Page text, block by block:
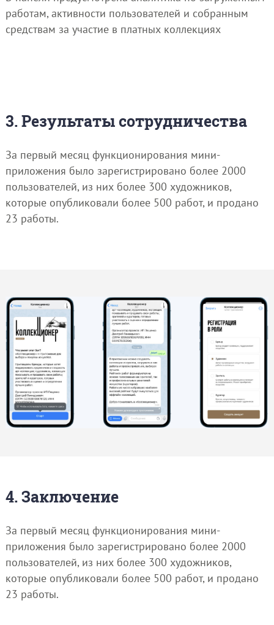
работам, активности пользователей и собранным
средствам за участие в платных коллекциях
3. Результаты сотрудничества
За первый месяц функционирования мини-
приложения было зарегистрировано более 2000
пользователей, из них более 300 художников,
которые опубликовали более 500 работ, и продано
23 работы.
4. Заключение
За первый месяц функционирования мини-
приложения было зарегистрировано более 2000
пользователей, из них более 300 художников,
которые опубликовали более 500 работ, и продано
23 работы.